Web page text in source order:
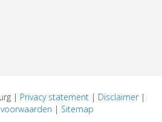
| Privacy statement | Disclaimer|
| Sitemap